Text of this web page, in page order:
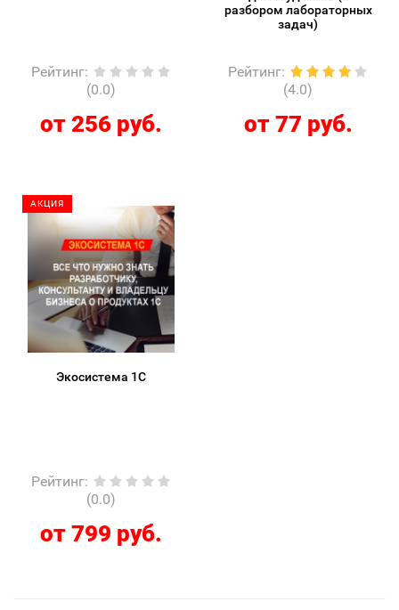
Рейтинг:
(0.0)
от 256 руб.
разбором лабораторных
задач)
Рейтинг:
(4.0)
от 77 руб.
АКЦИЯ
Экосистема 1С
Рейтинг:
(0.0)
от 799 руб.